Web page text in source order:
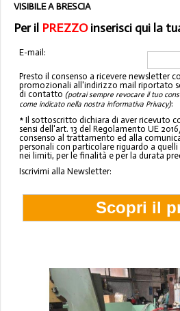
VISIBILE A BRESCIA
Per il PREZZOinserisci qui la
E-mail:
Presto il consenso a ricevere newsletter
promozionali all'indirizzo mail riportato
di contatto (potrai sempre revocare il tuo
come indicato nella nostra informativa Privacy):
* Il sottoscritto dichiara di aver ricevuto
sensi dell'art. 13 del Regolamento UE
consenso al trattamento ed alla
personali con particolare riguardo a
nei limiti, per le finalità e per la durata
Iscrivimi alla Newsletter: